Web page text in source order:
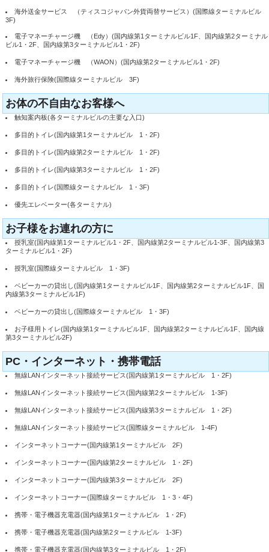
海外送金サービス （ティスコジャパン外貨両替サービス）(国際線ターミナルビル
3F)
電子マネーチャージ機 （Edy）(国内線第1ターミナルビル1F、国内線第2ターミナル
ビル1・2F、国内線第3ターミナルビル1・2F)
電子マネーチャージ機 （WAON）(国内線第2ターミナルビル1・2F)
海外旅行保険(国際線ターミナルビル 3F)
お体の不自由なお客様へ
触知案内板(各ターミナルビルの主要な入口)
多目的トイレ(国内線第1ターミナルビル 1・2F)
多目的トイレ(国内線第2ターミナルビル 1・2F)
多目的トイレ(国内線第3ターミナルビル 1・2F)
多目的トイレ(国際線ターミナルビル 1・3F)
優先エレベーター(各ターミナル)
お子様をお連れの方に
授乳室(国内線第1ターミナルビル1・2F、国内線第2ターミナルビル1-3F、国内線第3
ターミナルビル1・2F)
授乳室(国際線ターミナルビル 1・3F)
ベビーカーの貸出し(国内線第1ターミナルビル1F、国内線第2ターミナルビル1F、国
内線第3ターミナルビル1F)
ベビーカーの貸出し(国際線ターミナルビル 1・3F)
お子様用トイレ(国内線第1ターミナルビル1F、国内線第2ターミナルビル1F、国内線
第3ターミナルビル2F)
PC・インターネット・携帯電話
無線LANインターネット接続サービス(国内線第1ターミナルビル 1・2F)
無線LANインターネット接続サービス(国内線第2ターミナルビル 1-3F)
無線LANインターネット接続サービス(国内線第3ターミナルビル 1・2F)
無線LANインターネット接続サービス(国際線ターミナルビル 1-4F)
インターネットコーナー(国内線第1ターミナルビル 2F)
インターネットコーナー(国内線第2ターミナルビル 1・2F)
インターネットコーナー(国内線第3ターミナルビル 2F)
インターネットコーナー(国際線ターミナルビル 1・3・4F)
携帯・電子機器充電器(国内線第1ターミナルビル 1・2F)
携帯・電子機器充電器(国内線第2ターミナルビル 1-3F)
携帯・電子機器充電器(国内線第3ターミナルビル 1・2F)